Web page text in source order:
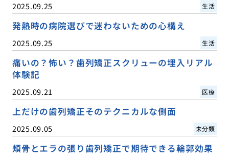
2025.09.25 生活
発熱時の病院選びで迷わないための心構え
2025.09.25 生活
痛いの？怖い？歯列矯正スクリューの埋入リアル
体験記
2025.09.21 医療
上だけの歯列矯正そのテクニカルな側面
2025.09.05 未分類
頬骨とエラの張り歯列矯正で期待できる輪郭効果